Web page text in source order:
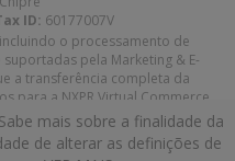
ID: 60177007V
o processamento de
pela Marketing & E-
a transferência completa da
para a NXPR Virtual Commerce
concluída.mais sobre a finalidade da
de alterar as definições de